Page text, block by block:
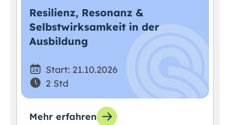
Resilienz, Resonanz &
Selbstwirksamkeit in der
Ausbildung
Start: 21.10.2026
2 Std
Mehr erfahren